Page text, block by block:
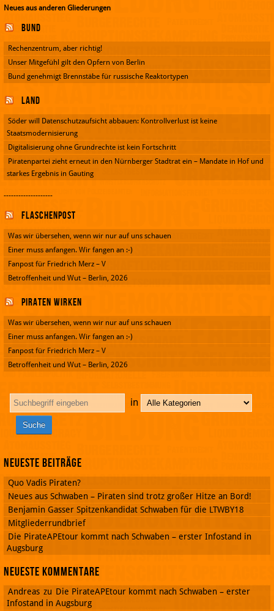
Neues aus anderen Gliederungen
Bund
Rechenzentrum, aber richtig!
Unser Mitgefühl gilt den Opfern von Berlin
Bund genehmigt Brennstäbe für russische Reaktortypen
Land
Söder will Datenschutzaufsicht abbauen: Kontrollverlust ist keine
Staatsmodernisierung
Digitalisierung ohne Grundrechte ist kein Fortschritt
Piratenpartei zieht erneut in den Nürnberger Stadtrat ein – Mandate in Hof und
starkes Ergebnis in Gauting
--------------------
Flaschenpost
Was wir übersehen, wenn wir nur auf uns schauen
Einer muss anfangen. Wir fangen an :-)
Fanpost für Friedrich Merz – V
Betroffenheit und Wut – Berlin, 2026
Piraten wirken
Was wir übersehen, wenn wir nur auf uns schauen
Einer muss anfangen. Wir fangen an :-)
Fanpost für Friedrich Merz – V
Betroffenheit und Wut – Berlin, 2026
in
Neueste Beiträge
Quo Vadis Piraten?
Neues aus Schwaben – Piraten sind trotz großer Hitze an Bord!
Benjamin Gasser Spitzenkandidat Schwaben für die LTWBY18
Mitgliederrundbrief
Die PirateAPEtour kommt nach Schwaben – erster Infostand in
Augsburg
Neueste Kommentare
Andreas zu Die PirateAPEtour kommt nach Schwaben – erster
Infostand in Augsburg